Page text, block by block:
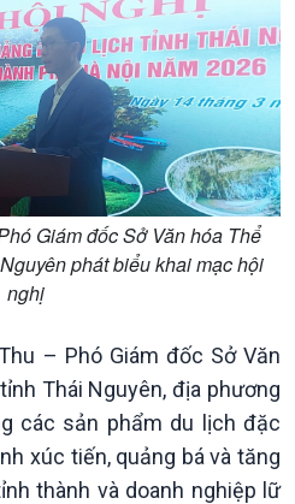
Biên cương - Một dải vững
bền
Giám đốc Sở Văn hóa Thể
phát biểu khai mạc hội
nghị
– Phó Giám đốc Sở Văn
Thái Nguyên, địa phương
các sản phẩm du lịch đặc
xúc tiến, quảng bá và tăng
thành và doanh nghiệp lữ